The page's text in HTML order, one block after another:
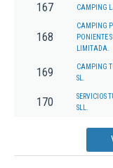
167 CAMPING
168
CAMPING
PONIENTE
LIMITADA.
169
CAMPING
SL.
170
SERVICIOS
SLL.